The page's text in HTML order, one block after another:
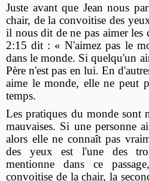
Juste avant que Jean nous
chair, de la convoitise des
il nous dit de ne pas aimer les
2:15 dit : « N'aimez pas le
dans le monde. Si quelqu'un
Père n'est pas en lui. En
aime le monde, elle ne peut
temps.
Les pratiques du monde sont
mauvaises. Si une personne
alors elle ne connaît pas
des yeux est l'une des
mentionne dans ce
convoitise de la chair, la